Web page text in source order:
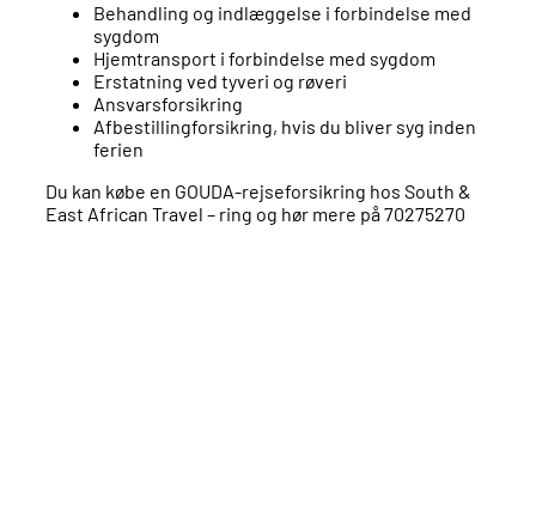
Behandling og indlæggelse i forbindelse med
sygdom
Hjemtransport i forbindelse med sygdom
Erstatning ved tyveri og røveri
Ansvarsforsikring
Afbestillingforsikring, hvis du bliver syg inden
ferien
Du kan købe en GOUDA-rejseforsikring hos South &
East African Travel – ring og hør mere på 70275270